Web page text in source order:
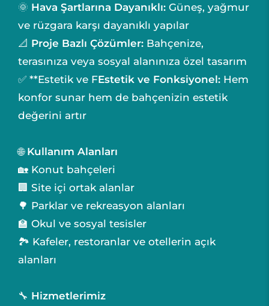
🌞 Hava Şartlarına Dayanıklı: Güneş, yağmur
ve rüzgara karşı dayanıklı yapılar
📐 Proje Bazlı Çözümler: Bahçenize,
terasınıza veya sosyal alanınıza özel tasarım
✅ **Estetik ve FEstetik ve Fonksiyonel: Hem
konfor sunar hem de bahçenizin estetik
değerini artır
🌐 Kullanım Alanları
🏡 Konut bahçeleri
🏢 Site içi ortak alanlar
🌳 Parklar ve rekreasyon alanları
🏫 Okul ve sosyal tesisler
🏞️ Kafeler, restoranlar ve otellerin açık
alanları
🔧 Hizmetlerimiz